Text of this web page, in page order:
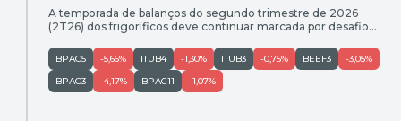
A temporada de balanços do segundo trimestre de 2026
(2T26) dos frigoríficos deve continuar marcada por desafios
Unidos. Ainda assim, Itaú BBA e BTG Pactual enxergam
diferenças importantes entre as companhias — e, apesar de
a MBRF (MBRF3) aparecer como o destaque positivo nos
resultados, há uma ação […]
BPAC5 -5,66% ITUB4 -1,30% ITUB3 -0,75% BEEF3
-3,05%
BPAC3
-4,17% BPAC11 -1,07%